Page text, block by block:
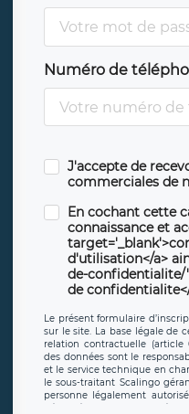
Numéro de
J'accepte de
commerciales de
En cochant cette
connaissance et
d'utilisation</a>
de-
de
Le présent formulaire
sur le site. La base légale de
relation contractuelle (article
des données sont le
et le service technique en
le sous-traitant Scalingo
personne légalement